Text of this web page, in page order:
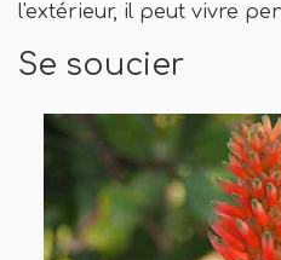
l'extérieur, il peut vivre
Se soucier